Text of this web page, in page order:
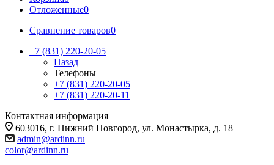
Отложенные0
Сравнение товаров0
+7 (831) 220-20-05
Назад
Телефоны
+7 (831) 220-20-05
+7 (831) 220-20-11
Контактная информация
603016, г. Нижний Новгород, ул. Монастырка, д. 18
admin@ardinn.ru
color@ardinn.ru